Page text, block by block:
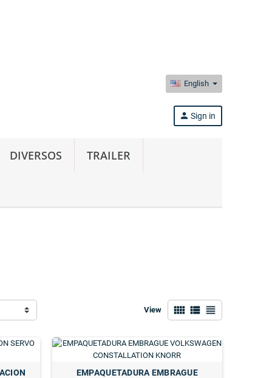
English
person Sign in
DIVERSOS TRAILER
View view_comfy view_list view_headline
EMPAQUETADURA EMBRAGUE